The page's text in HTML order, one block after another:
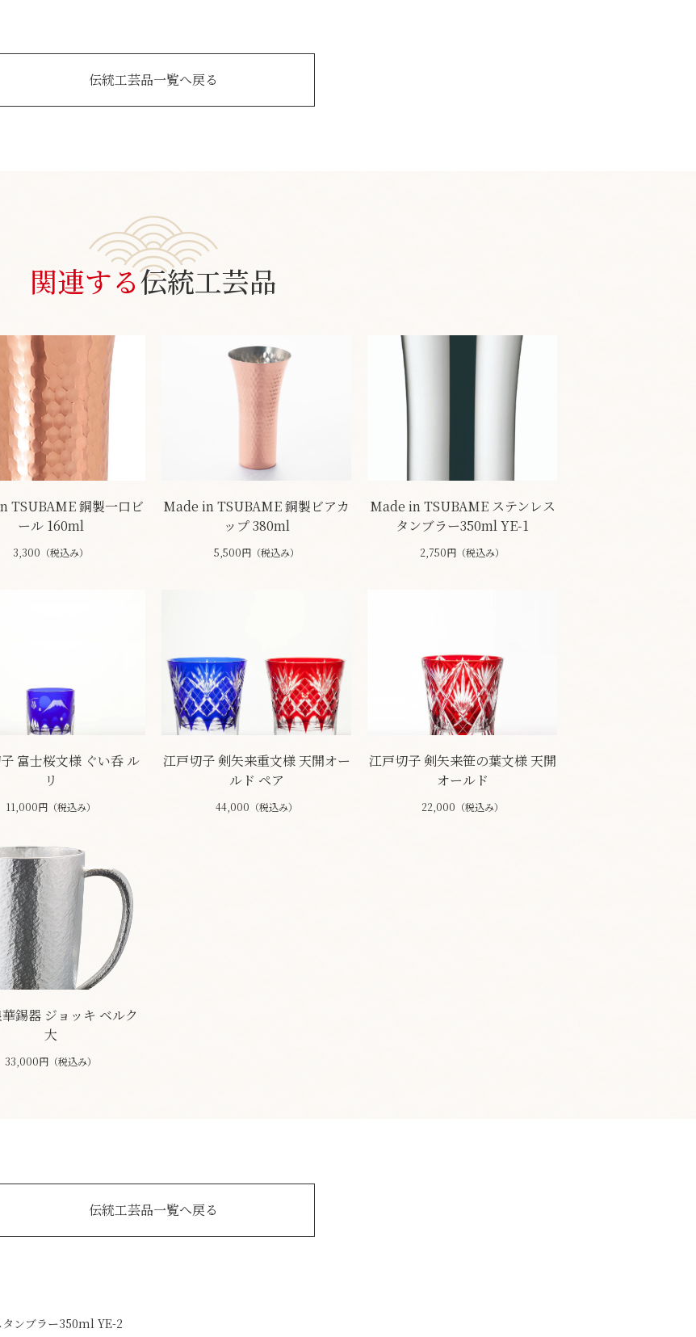
伝統工芸品一覧へ戻る
関連する伝統工芸品
TSUBAME 銅製一口ビ
ール 160ml
3,300（税込み）
Made in TSUBAME 銅製ビアカ
ップ 380ml
5,500円（税込み）
Made in TSUBAME ステンレス
タンブラー350ml YE-1
2,750円（税込み）
富士桜文様 ぐい呑 ル
リ
11,000円（税込み）
江戸切子 剣矢来重文様 天開オー
ルド ペア
44,000（税込み）
江戸切子 剣矢来笹の葉文様 天開
オールド
22,000（税込み）
錫器 ジョッキ ベルク
大
33,000円（税込み）
伝統工芸品一覧へ戻る
ンブラー350ml YE-2